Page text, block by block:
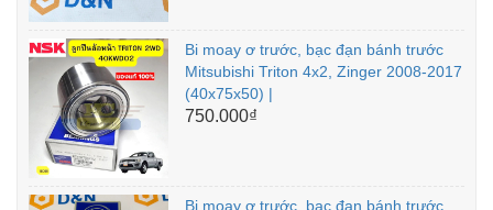
Bi moay ơ trước, bạc đạn bánh trước
Mitsubishi Triton 4x2, Zinger 2008-2017
(40x75x50) |
750.000₫
Bi moay ơ trước, bạc đạn bánh trước